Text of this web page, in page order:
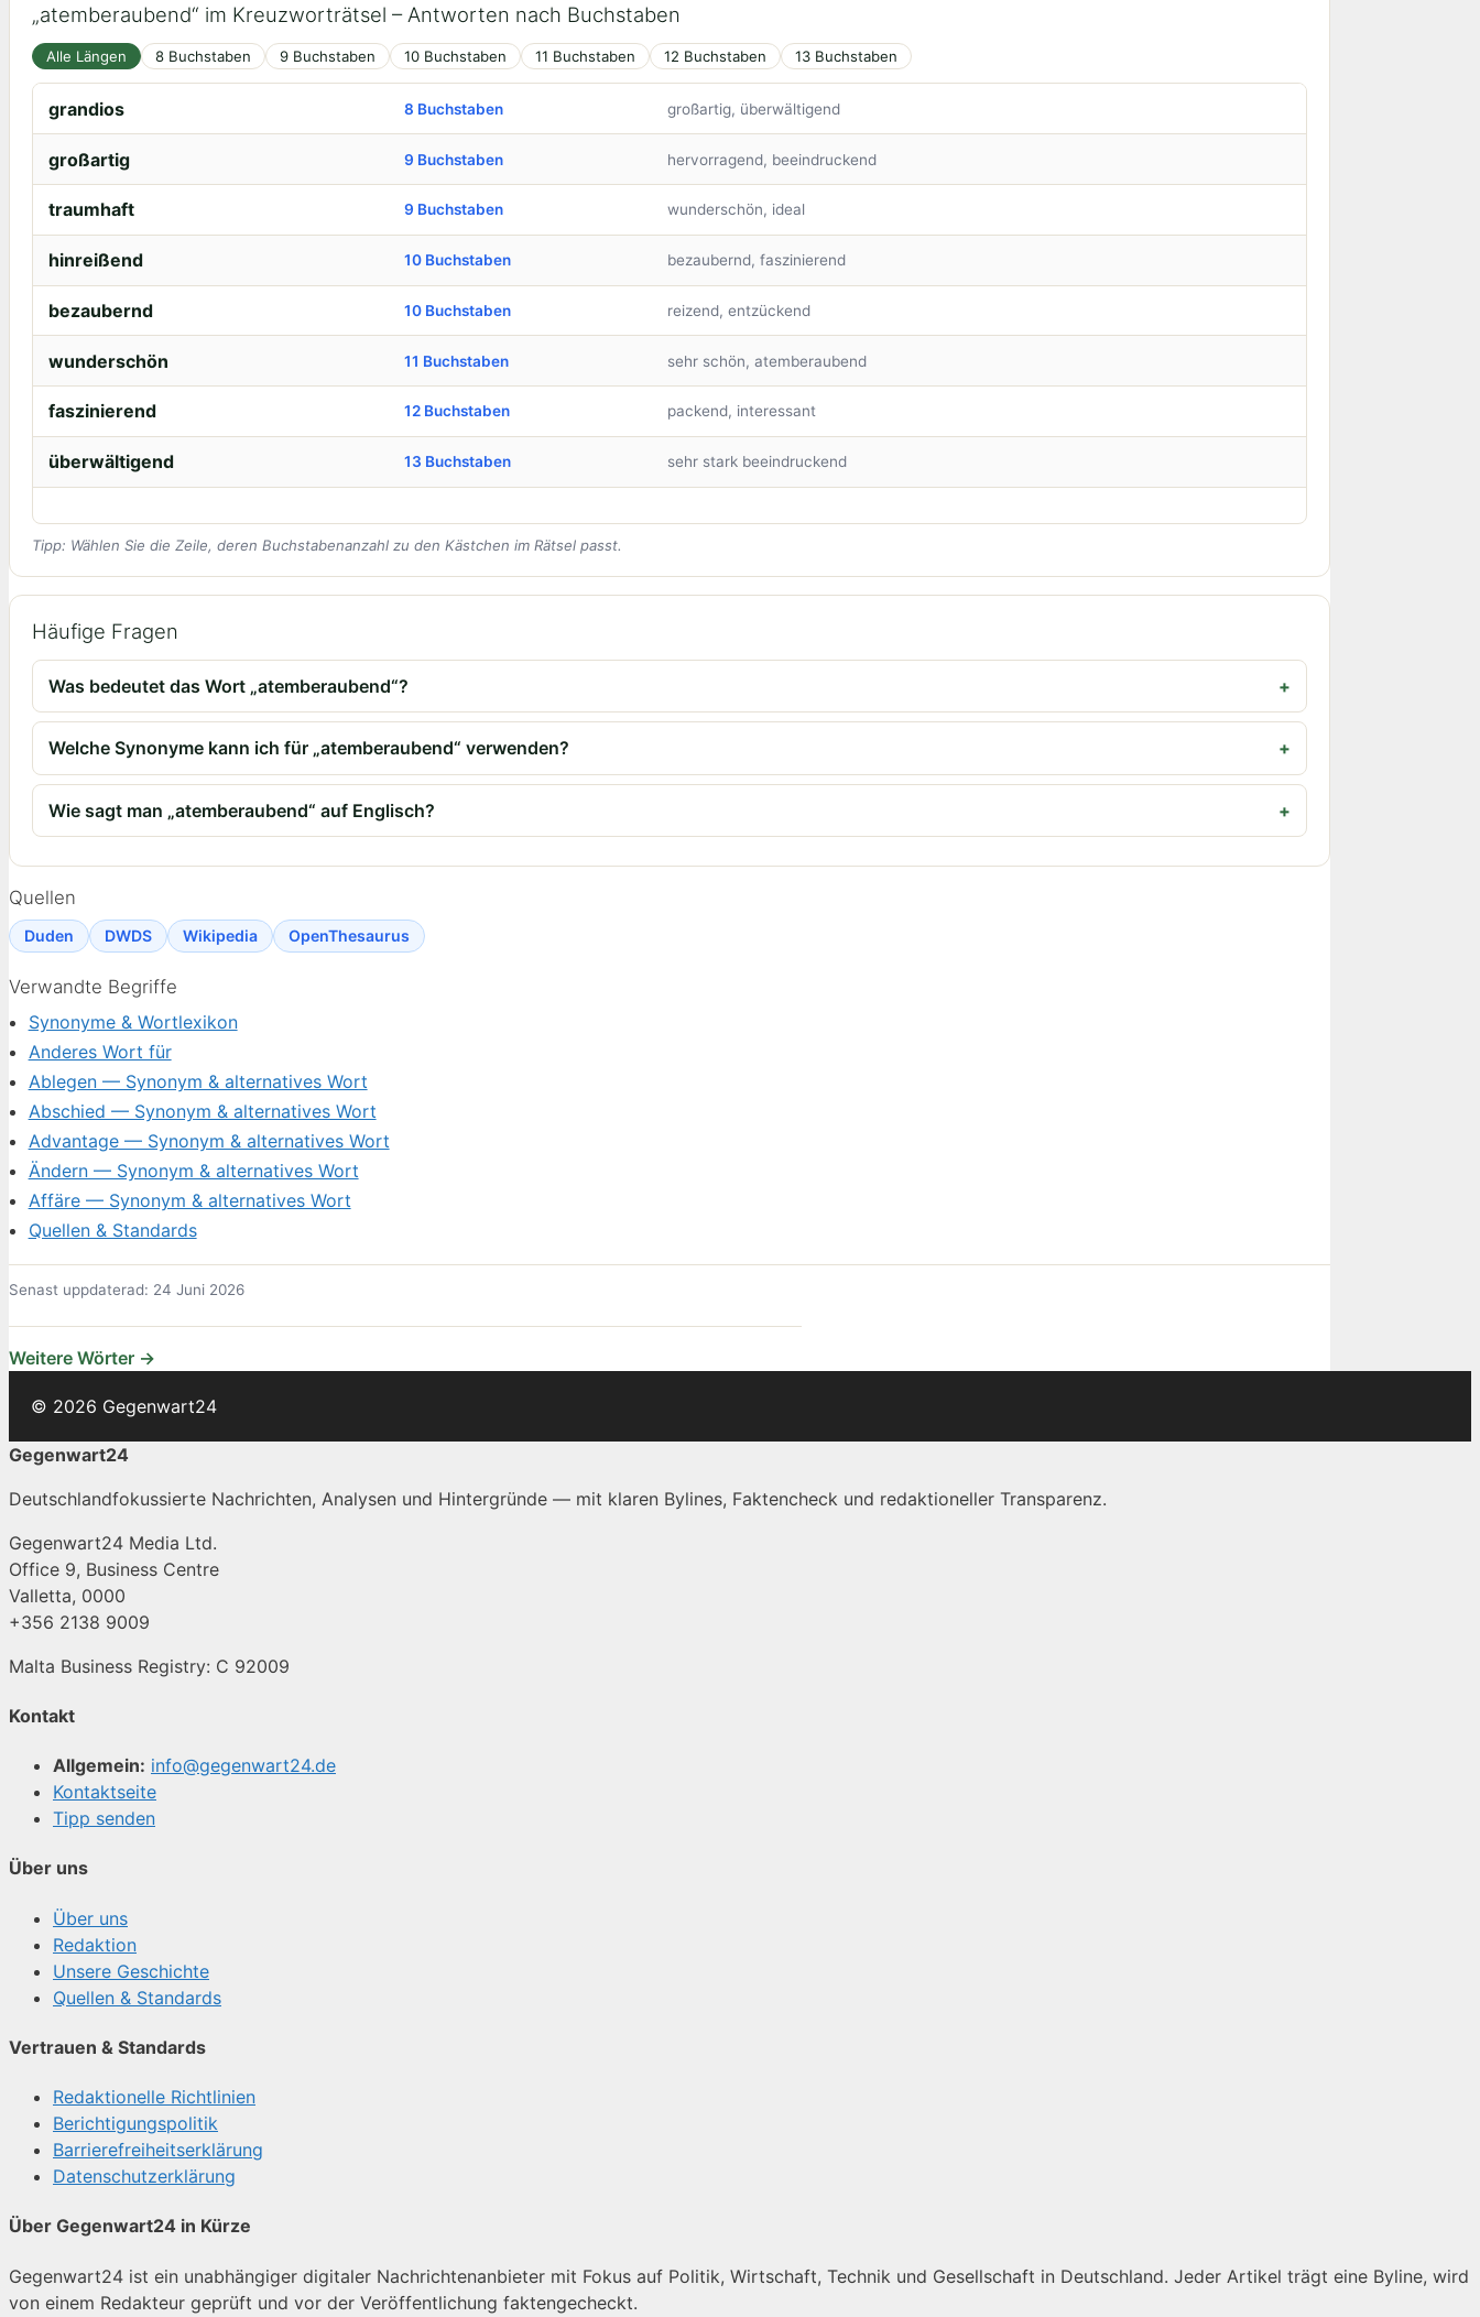
„atemberaubend“ im Kreuzworträtsel – Antworten nach Buchstaben
Alle Längen 8 Buchstaben 9 Buchstaben 10 Buchstaben 11 Buchstaben 12 Buchstaben 13 Buchstaben
grandios 8 Buchstaben großartig, überwältigend
großartig 9 Buchstaben hervorragend, beeindruckend
traumhaft 9 Buchstaben wunderschön, ideal
hinreißend 10 Buchstaben bezaubernd, faszinierend
bezaubernd 10 Buchstaben reizend, entzückend
wunderschön 11 Buchstaben sehr schön, atemberaubend
faszinierend 12 Buchstaben packend, interessant
überwältigend 13 Buchstaben sehr stark beeindruckend
Tipp: Wählen Sie die Zeile, deren Buchstabenanzahl zu den Kästchen im Rätsel passt.
Häufige Fragen
Was bedeutet das Wort „atemberaubend“?
Welche Synonyme kann ich für „atemberaubend“ verwenden?
Wie sagt man „atemberaubend“ auf Englisch?
Quellen
Duden DWDS Wikipedia OpenThesaurus
Verwandte Begriffe
Synonyme & Wortlexikon
Anderes Wort für
Ablegen — Synonym & alternatives Wort
Abschied — Synonym & alternatives Wort
Advantage — Synonym & alternatives Wort
Ändern — Synonym & alternatives Wort
Affäre — Synonym & alternatives Wort
Quellen & Standards
Senast uppdaterad: 24 Juni 2026
Weitere Wörter →
© 2026 Gegenwart24
Gegenwart24
Deutschlandfokussierte Nachrichten, Analysen und Hintergründe — mit klaren Bylines, Faktencheck und redaktioneller Transparenz.
Gegenwart24 Media Ltd.
Office 9, Business Centre
Valletta, 0000
+356 2138 9009
Malta Business Registry: C 92009
Kontakt
Allgemein: info@gegenwart24.de
Kontaktseite
Tipp senden
Über uns
Über uns
Redaktion
Unsere Geschichte
Quellen & Standards
Vertrauen & Standards
Redaktionelle Richtlinien
Berichtigungspolitik
Barrierefreiheitserklärung
Datenschutzerklärung
Über Gegenwart24 in Kürze
Gegenwart24 ist ein unabhängiger digitaler Nachrichtenanbieter mit Fokus auf Politik, Wirtschaft, Technik und Gesellschaft in Deutschland. Jeder Artikel trägt eine Byline, wird
von einem Redakteur geprüft und vor der Veröffentlichung faktengecheckt.